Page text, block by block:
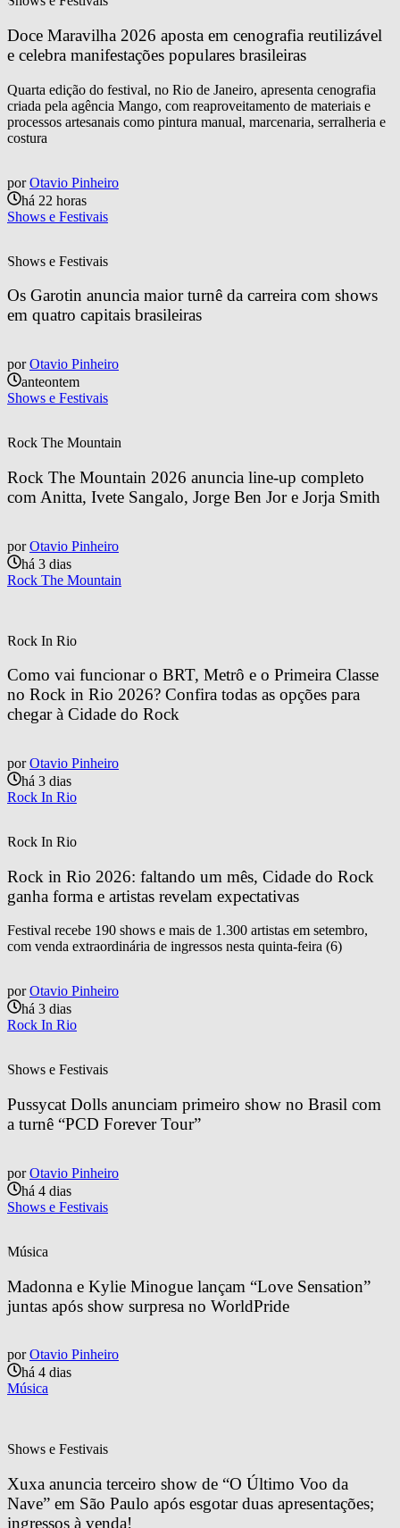
Doce Maravilha 2026 aposta em cenografia reutilizável
e celebra manifestações populares brasileiras
Quarta edição do festival, no Rio de Janeiro, apresenta cenografia
criada pela agência Mango, com reaproveitamento de materiais e
processos artesanais como pintura manual, marcenaria, serralheria e
costura
por Otavio Pinheiro
há 22 horas
Shows e Festivais
Shows e Festivais
Os Garotin anuncia maior turnê da carreira com shows
em quatro capitais brasileiras
por Otavio Pinheiro
anteontem
Shows e Festivais
Rock The Mountain
Rock The Mountain 2026 anuncia line-up completo
com Anitta, Ivete Sangalo, Jorge Ben Jor e Jorja Smith
por Otavio Pinheiro
há 3 dias
Rock The Mountain
Rock In Rio
Como vai funcionar o BRT, Metrô e o Primeira Classe
no Rock in Rio 2026? Confira todas as opções para
chegar à Cidade do Rock
por Otavio Pinheiro
há 3 dias
Rock In Rio
Rock In Rio
Rock in Rio 2026: faltando um mês, Cidade do Rock
ganha forma e artistas revelam expectativas
Festival recebe 190 shows e mais de 1.300 artistas em setembro,
com venda extraordinária de ingressos nesta quinta-feira (6)
por Otavio Pinheiro
há 3 dias
Rock In Rio
Shows e Festivais
Pussycat Dolls anunciam primeiro show no Brasil com
a turnê “PCD Forever Tour”
por Otavio Pinheiro
há 4 dias
Shows e Festivais
Música
Madonna e Kylie Minogue lançam “Love Sensation”
juntas após show surpresa no WorldPride
por Otavio Pinheiro
há 4 dias
Música
Shows e Festivais
Xuxa anuncia terceiro show de “O Último Voo da
Nave” em São Paulo após esgotar duas apresentações;
ingressos à venda!